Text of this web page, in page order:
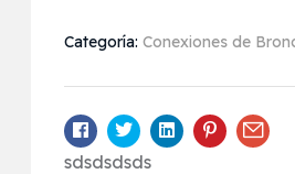
Categoría: Conexiones de
Facebook
TwitterLinkedinPinterest
sdsdsdsds